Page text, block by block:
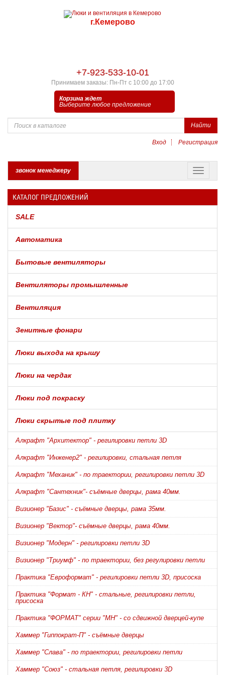
г.Кемерово
+7-923-533-10-01
Принимаем заказы: Пн-Пт с 10:00 до 17:00
Корзина ждет
Выберите любое предложение
Найти
Вход Регистрация
звонок менеджеру
КАТАЛОГ ПРЕДЛОЖЕНИЙ
SALE
Автоматика
Бытовые вентиляторы
Вентиляторы промышленные
Вентиляция
Зенитные фонари
Люки выхода на крышу
Люки на чердак
Люки под покраску
Люки скрытые под плитку
Алкрафт "Архитектор" - регилировки петли 3D
Алкрафт "Инженер2" - регилировки, стальная петля
Алкрафт "Механик" - по траектории, регилировки петли 3D
Алкрафт "Сантехник"- съёмные дверцы, рама 40мм.
Визионер "Базис" - съёмные дверцы, рама 35мм.
Визионер "Вектор"- съёмные дверцы, рама 40мм.
Визионер "Модерн" - регилировки петли 3D
Визионер "Триумф" - по траектории, без регулировки петли
Практика "Евроформат" - регилировки петли 3D, присоска
Практика "Формат - КН" - стальные, регилировки петли,
присоска
Практика "ФОРМАТ" серии "МН" - со сдвижной дверцей-купе
Хаммер "Гиппократ-П" - съёмные дверцы
Хаммер "Слава" - по траектории, регилировки петли
Хаммер "Союз" - стальная петля, регилировки 3D